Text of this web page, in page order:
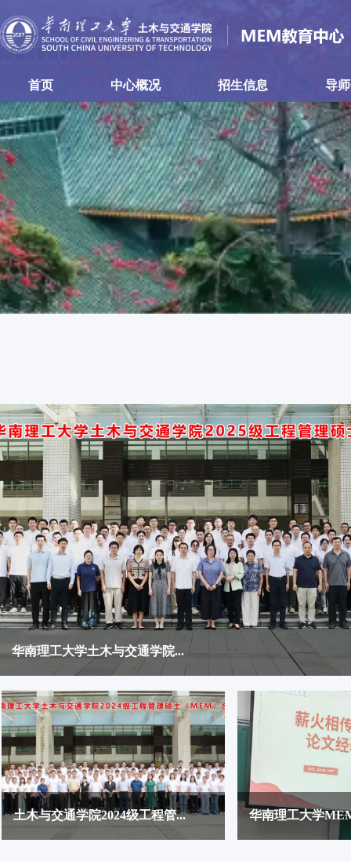
首页 中心概况 招生信息 导
华南理工大学土木与交通学院...
土木与交通学院2024级工程管... 华南理工大学